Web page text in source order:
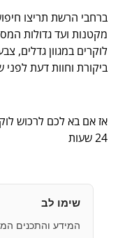
ברחבי הרשת תריצו
מקטנות ועד גדולות
לוקרים במגוון גדלים,
ביקורת וחוות דעת
אז אם בא לכם לרכוש
24 שעות
שימו לב
המידע והתכנים